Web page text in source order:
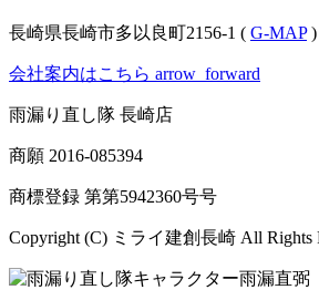
長崎県長崎市多以良町2156-1 ( G-MAP)
会社案内はこちら arrow_forward
雨漏り直し隊 長崎店
商願 2016-085394
商標登録 第第5942360号号
Copyright (C) ミライ建創長崎 All Rights